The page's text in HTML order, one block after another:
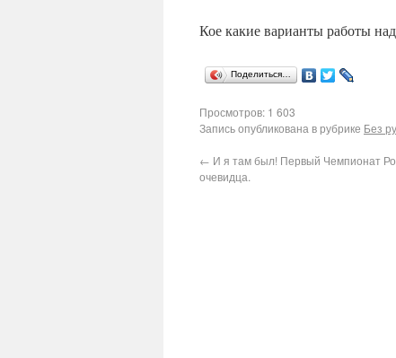
Кое какие варианты работы
Поделиться…
Просмотров: 1 603
Запись опубликована в рубрике Без
← И я там был! Первый Чемпионат
очевидца.